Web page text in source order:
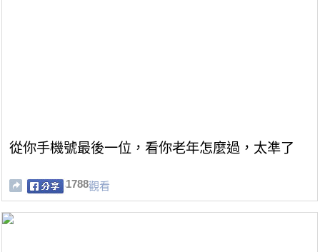
從你手機號最後一位，看你老年怎麼過，太凖了
1788觀看